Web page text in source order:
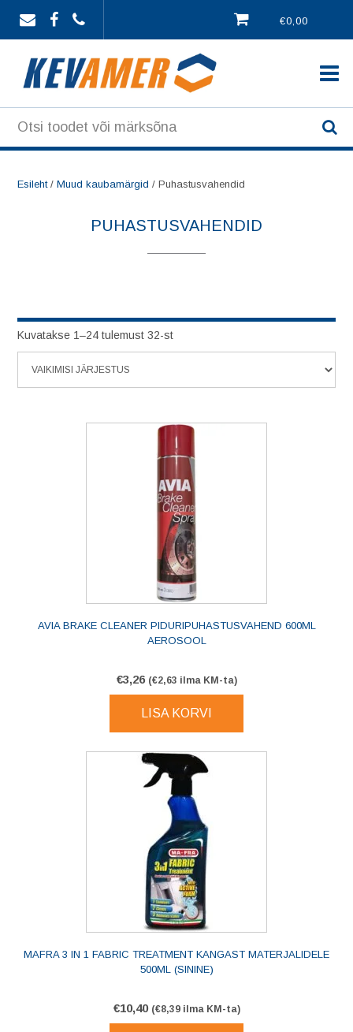
content
€0,00
Esileht/ Muud kaubamärgid / Puhastusvahendid
PUHASTUSVAHENDID
Kuvatakse 1–24 tulemust 32-st
AVIA BRAKE CLEANER PIDURIPUHASTUSVAHEND 600ML
AEROSOOL
€3,26 (€2,63 ilma KM-ta)
LISA KORVI
MAFRA 3 IN 1 FABRIC TREATMENT KANGAST MATERJALIDELE
500ML (SININE)
€10,40 (€8,39ilma KM-ta)